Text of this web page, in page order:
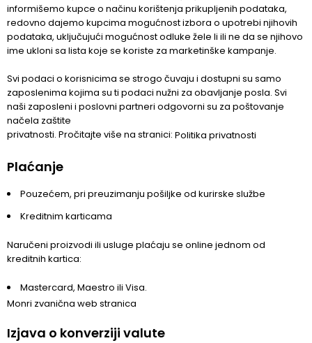
informišemo kupce o načinu korištenja prikupljenih podataka,
redovno dajemo kupcima mogućnost izbora o upotrebi njihovih
podataka, uključujući mogućnost odluke žele li ili ne da se njihovo
ime ukloni sa lista koje se koriste za marketinške kampanje.
Svi podaci o korisnicima se strogo čuvaju i dostupni su samo
zaposlenima kojima su ti podaci nužni za obavljanje posla. Svi
naši zaposleni i poslovni partneri odgovorni su za poštovanje
načela zaštite
privatnosti. Pročitajte više na stranici: Politika privatnosti
Plaćanje
Pouzećem, pri preuzimanju pošiljke od kurirske službe
Kreditnim karticama
Naručeni proizvodi ili usluge plaćaju se online jednom od
kreditnih kartica:
Mastercard, Maestro ili Visa.
Monri zvanična web stranica
Izjava o konverziji valute